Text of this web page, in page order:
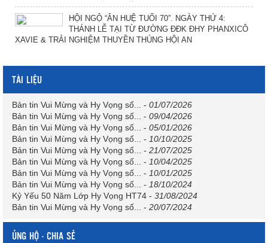
HỘI NGỘ “ÂN HUỆ TUỔI 70”. NGÀY THỨ 4:
THÁNH LỄ TẠI TỪ ĐƯỜNG ĐĐK ĐHY PHANXICÔ
XAVIE & TRẢI NGHIỆM THUYỀN THÚNG HỘI AN
TÀI LIỆU
Bản tin Vui Mừng và Hy Vọng số... - 01/07/2026
Bản tin Vui Mừng và Hy Vọng số...
- 09/04/2026
Bản tin Vui Mừng và Hy Vọng số...
- 05/01/2026
Bản tin Vui Mừng và Hy Vọng số...
- 10/10/2025
Bản tin Vui Mừng và Hy Vọng số...
- 21/07/2025
Bản tin Vui Mừng và Hy Vọng số...
- 10/04/2025
Bản tin Vui Mừng và Hy Vọng số...
- 10/01/2025
Bản tin Vui Mừng và Hy Vọng số...
- 18/10/2024
Kỷ Yếu 50 Năm Lớp Hy Vọng HT74 - 31/08/2024
Bản tin Vui Mừng và Hy Vọng số...
- 20/07/2024
ỦNG HỘ - CHIA SẺ